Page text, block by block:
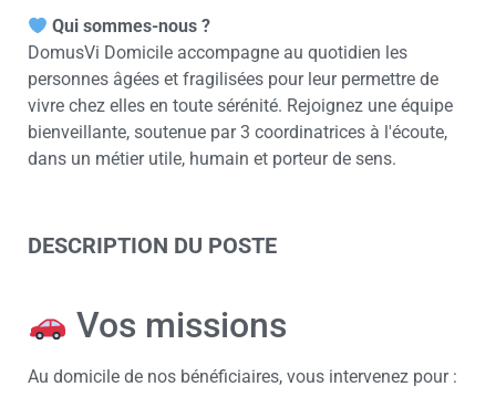
Qui sommes-nous ?
DomusVi Domicile accompagne au quotidien les
personnes âgées et fragilisées pour leur permettre de
vivre chez elles en toute sérénité. Rejoignez une équipe
bienveillante, soutenue par 3 coordinatrices à l'écoute,
dans un métier utile, humain et porteur de sens.
DESCRIPTION DU POSTE
Vos missions
Au domicile de nos bénéficiaires, vous intervenez pour :